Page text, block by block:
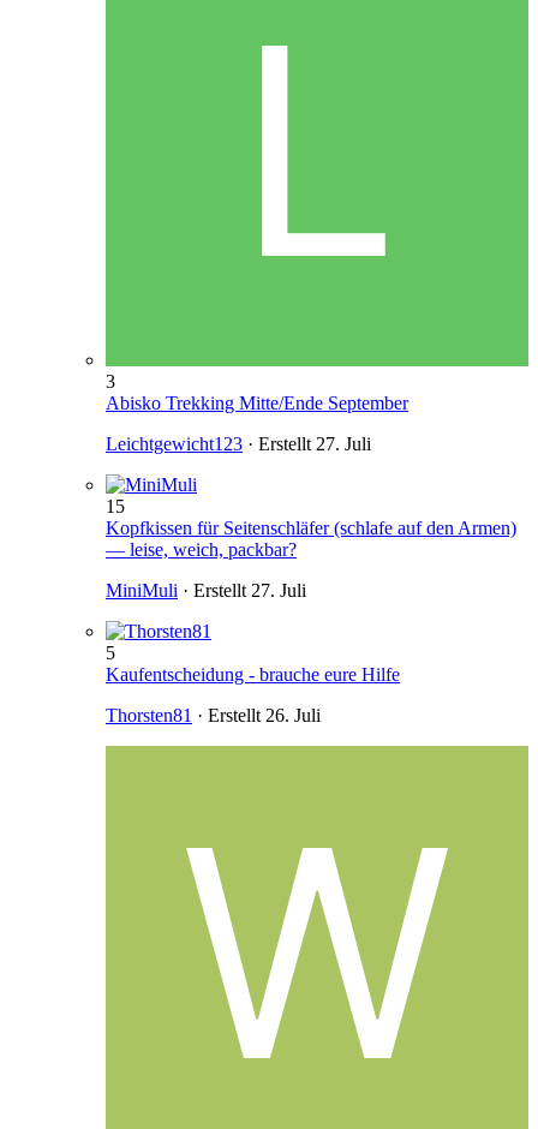
3
Abisko Trekking Mitte/Ende September
Leichtgewicht123 · Erstellt 27. Juli
15
Kopfkissen für Seitenschläfer (schlafe auf den Armen)
— leise, weich, packbar?
MiniMuli · Erstellt 27. Juli
5
Kaufentscheidung - brauche eure Hilfe
Thorsten81 · Erstellt 26. Juli